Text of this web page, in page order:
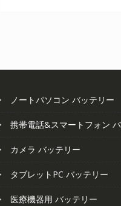
ノートパソコン バッテリー
携帯電話&スマートフォン
カメラ バッテリー
タブレットPC バッテリー
医療機器用 バッテリー